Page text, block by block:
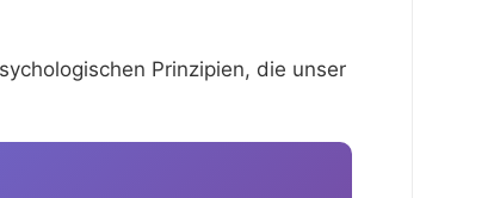
Prinzipien, die unser